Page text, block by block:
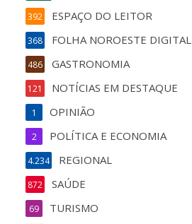
ESPAÇO DO LEITOR
392
FOLHA NOROESTE DIGITAL
368
GASTRONOMIA
486
NOTÍCIAS EM DESTAQUE
121
OPINIÃO
1
POLÍTICA E ECONOMIA
2
REGIONAL
4.234
SAÚDE
872
TURISMO
69